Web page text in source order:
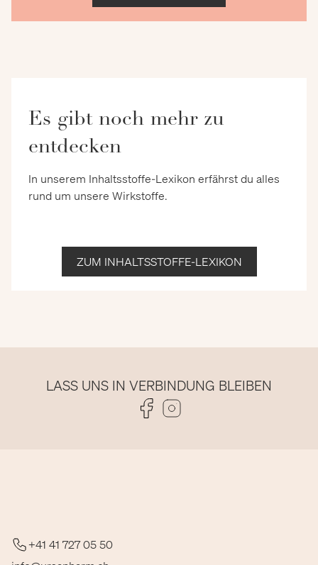
Es gibt noch mehr zu
entdecken
In unserem Inhaltsstoffe-Lexikon erfährst du alles
rund um unsere Wirkstoffe.
ZUM INHALTSSTOFFE-LEXIKON
LASS UNS IN VERBINDUNG BLEIBEN
Folge uns auf Facebook
Folge uns auf Instagram
+41 41 727 05 50